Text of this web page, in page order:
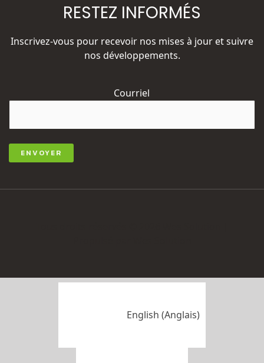
RESTEZ INFORMÉS
Inscrivez-vous pour recevoir nos mises à jour et suivre
nos développements.
Courriel
English (Anglais)